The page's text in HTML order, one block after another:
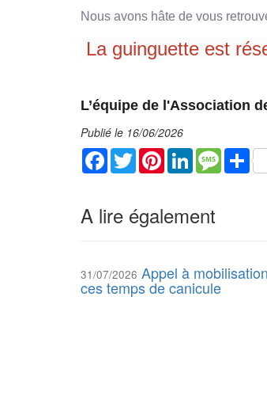
Nous avons hâte de vous
La guinguette est
L’équipe de l'Association
Publié le 16/06/2026
Facebook
TwitterPinterestLinkedInMessage
A lire également
31/07/2026 Appel à
ces temps de canicule